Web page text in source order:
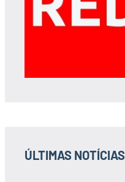
ÚLTIMAS NOTÍCIAS